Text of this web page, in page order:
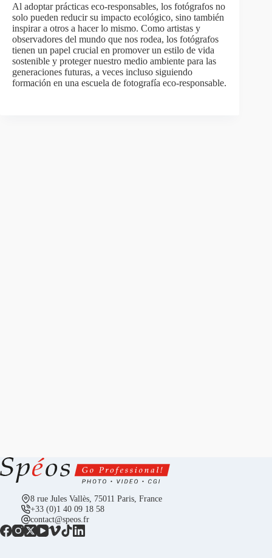
Al adoptar prácticas eco-responsables, los fotógrafos no
solo pueden reducir su impacto ecológico, sino también
inspirar a otros a hacer lo mismo. Como artistas y
observadores del mundo que nos rodea, los fotógrafos
tienen un papel crucial en promover un estilo de vida
sostenible y proteger nuestro medio ambiente para las
generaciones futuras, a veces incluso siguiendo
formación en una escuela de fotografía eco-responsable.
8 rue Jules Vallès, 75011 Paris, France
+33 (0)1 40 09 18 58
contact@speos.fr